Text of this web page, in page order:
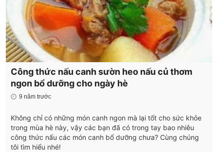
Công thức nấu canh sườn heo nấu củ thơm
ngon bổ dưỡng cho ngày hè
9 năm trước
Không chỉ có những món canh ngon mà lại tốt cho sức khỏe
trong mùa hè này, vậy các bạn đã có trong tay bao nhiêu
công thức nấu các món canh bổ dưỡng chưa? Cùng chúng
tôi tìm hiểu nhé!